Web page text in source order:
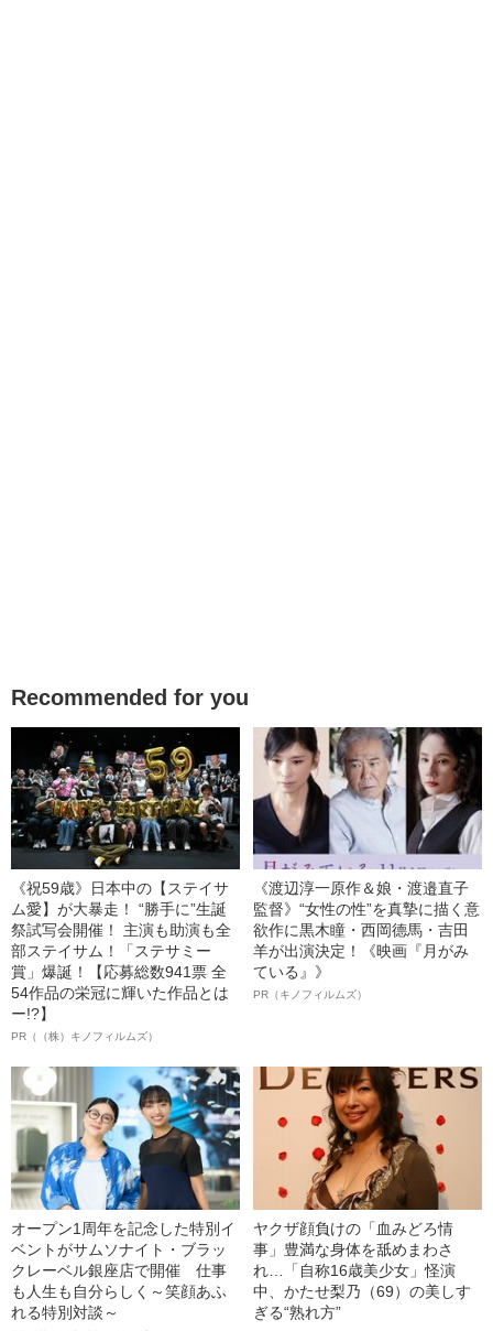
Recommended for you
《祝59歳》日本中の【ステイサ
ム愛】が大暴走！ “勝手に”生誕
祭試写会開催！ 主演も助演も全
部ステイサム！「ステサミー
賞」爆誕！【応募総数941票 全
54作品の栄冠に輝いた作品とは
ー!?】
PR（（株）キノフィルムズ）
《渡辺淳一原作＆娘・渡邉直子
監督》“女性の性”を真摯に描く意
欲作に黒木瞳・西岡德馬・吉田
羊が出演決定！《映画『月がみ
ている』》
PR（キノフィルムズ）
オープン1周年を記念した特別イ
ベントがサムソナイト・ブラッ
クレーベル銀座店で開催 仕事
も人生も自分らしく～笑顔あふ
れる特別対談～
ヤクザ顔負けの「血みどろ情
事」豊満な身体を舐めまわさ
れ…「自称16歳美少女」怪演
中、かたせ梨乃（69）の美しす
ぎる“熟れ方”